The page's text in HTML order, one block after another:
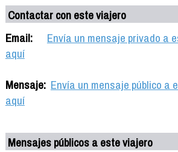
Contactar con este viajero
Email:
Envía un mensaje privado a
aquí
Mensaje: Envía un mensaje público a
aquí
Mensajes públicos a este viajero